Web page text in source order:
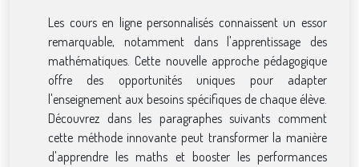
Les cours en ligne personnalisés connaissent un essor
remarquable, notamment dans l'apprentissage des
mathématiques. Cette nouvelle approche pédagogique
offre des opportunités uniques pour adapter
l'enseignement aux besoins spécifiques de chaque élève.
Découvrez dans les paragraphes suivants comment
cette méthode innovante peut transformer la manière
d'apprendre les maths et booster les performances